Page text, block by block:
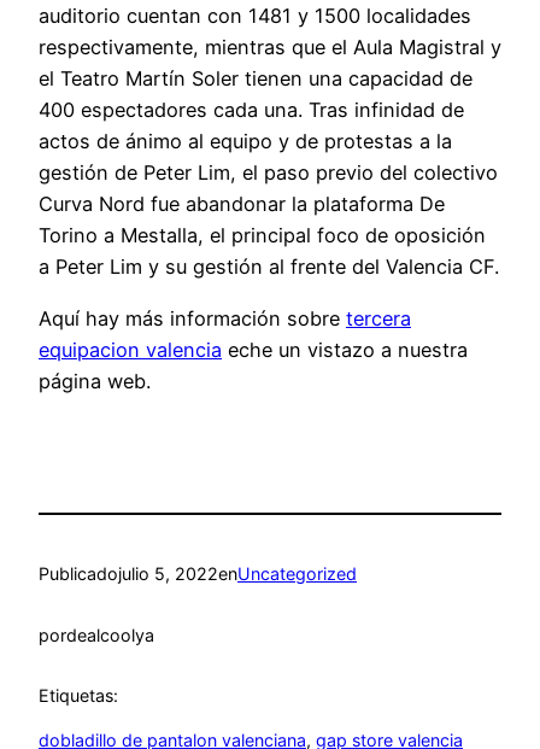
auditorio cuentan con 1481 y 1500 localidades
respectivamente, mientras que el Aula Magistral y
el Teatro Martín Soler tienen una capacidad de
400 espectadores cada una. Tras infinidad de
actos de ánimo al equipo y de protestas a la
gestión de Peter Lim, el paso previo del colectivo
Curva Nord fue abandonar la plataforma De
Torino a Mestalla, el principal foco de oposición
a Peter Lim y su gestión al frente del Valencia CF.
Aquí hay más información sobre tercera
equipacion valencia eche un vistazo a nuestra
página web.
Publicadojulio 5, 2022enUncategorized
pordealcoolya
Etiquetas:
dobladillo de pantalon valenciana, gap store valencia